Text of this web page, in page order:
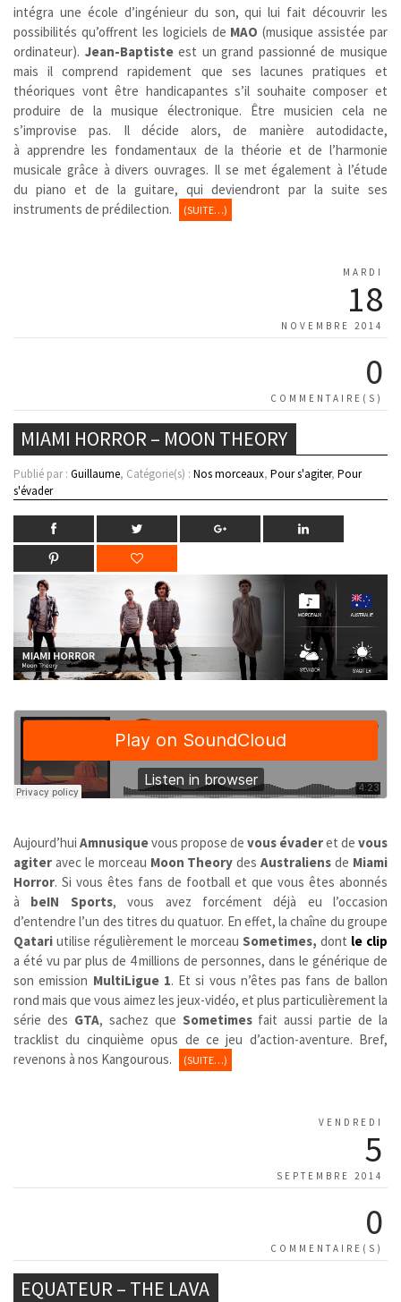
intégra une école d’ingénieur du son, qui lui fait découvrir les
possibilités qu’offrent les logiciels de MAO (musique assistée par
ordinateur). Jean-Baptisteest un grand passionné de musique
mais il comprend rapidement que ses lacunes pratiques et
théoriques vont être handicapantes s’il souhaite composer et
produire de la musique électronique. Être musicien cela ne
s’improvise pas. Il décide alors, de manière autodidacte,
à apprendre les fondamentaux de la théorie et de l’harmonie
musicale grâce à divers ouvrages. Il se met également à l’étude
du piano et de la guitare, qui deviendront par la suite ses
instruments de prédilection.
(SUITE…)
MARDI
18
NOVEMBRE 2014
0
COMMENTAIRE(S)
MIAMI HORROR – MOON THEORY
Publié par : Guillaume, Catégorie(s) : Nos morceaux, Pour s'agiter, Pour
s'évader
Aujourd’hui Amnusiquevous propose de vous évaderet de vous
agiter avec le morceau Moon Theory desAustraliens de Miami
Horror. Si vous êtes fans de football et que vous êtes abonnés
à beIN Sports, vous avez forcément déjà eu l’occasion
d’entendre l’un des titres du quatuor. En effet, la chaîne du groupe
Qatari utilise régulièrement le morceau Sometimes, dont le clip
a été vu par plus de 4 millions de personnes, dans le générique de
son emission MultiLigue 1. Et si vous n’êtes pas fans de ballon
rond mais que vous aimez les jeux-vidéo, et plus particulièrement la
série des GTA, sachez que Sometimesfait aussi partie de la
tracklist du cinquième opus de ce jeu d’action-aventure. Bref,
revenons à nos Kangourous.
(SUITE…)
VENDREDI
5
SEPTEMBRE 2014
0
COMMENTAIRE(S)
EQUATEUR – THE LAVA